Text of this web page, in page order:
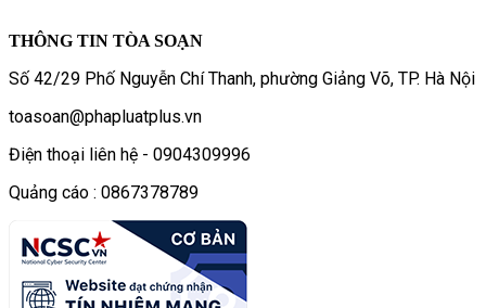
THÔNG TIN TÒA SOẠN
Số 42/29 Phố Nguyễn Chí Thanh, phường Giảng Võ, TP. Hà Nội
toasoan@phapluatplus.vn
Điện thoại liên hệ - 0904309996
Quảng cáo : 0867378789